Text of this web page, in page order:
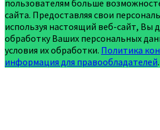
пользователям больше
сайта. Предоставляя свои
используя настоящий веб-сайт, Вы
обработку Ваших персональных
условия их обработки. Политика
информация для правообладателей.